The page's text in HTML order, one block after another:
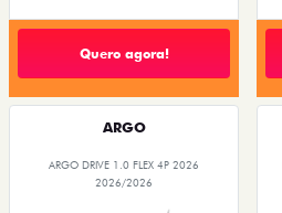
Quero agora!
ARGO
ARGO DRIVE 1.0 FLEX 4P 2026
2026/2026